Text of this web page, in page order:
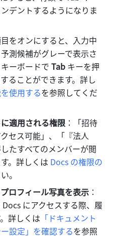
デントするようになりま
目をオンにすると、入力中
測候補がグレーで表示さ
ーボードで Tab キーを押
ることができます。詳し
使用するを参照してくだ
適用される権限 ：「招待
セス可能」、「『法人
たすべてのメンバーが閲
。詳しくは Docs の権限の
。
プロフィール写真を表示 ：
にアクセスする際、履
詳しくは 「ドキュメント
設定」を確認するを参照